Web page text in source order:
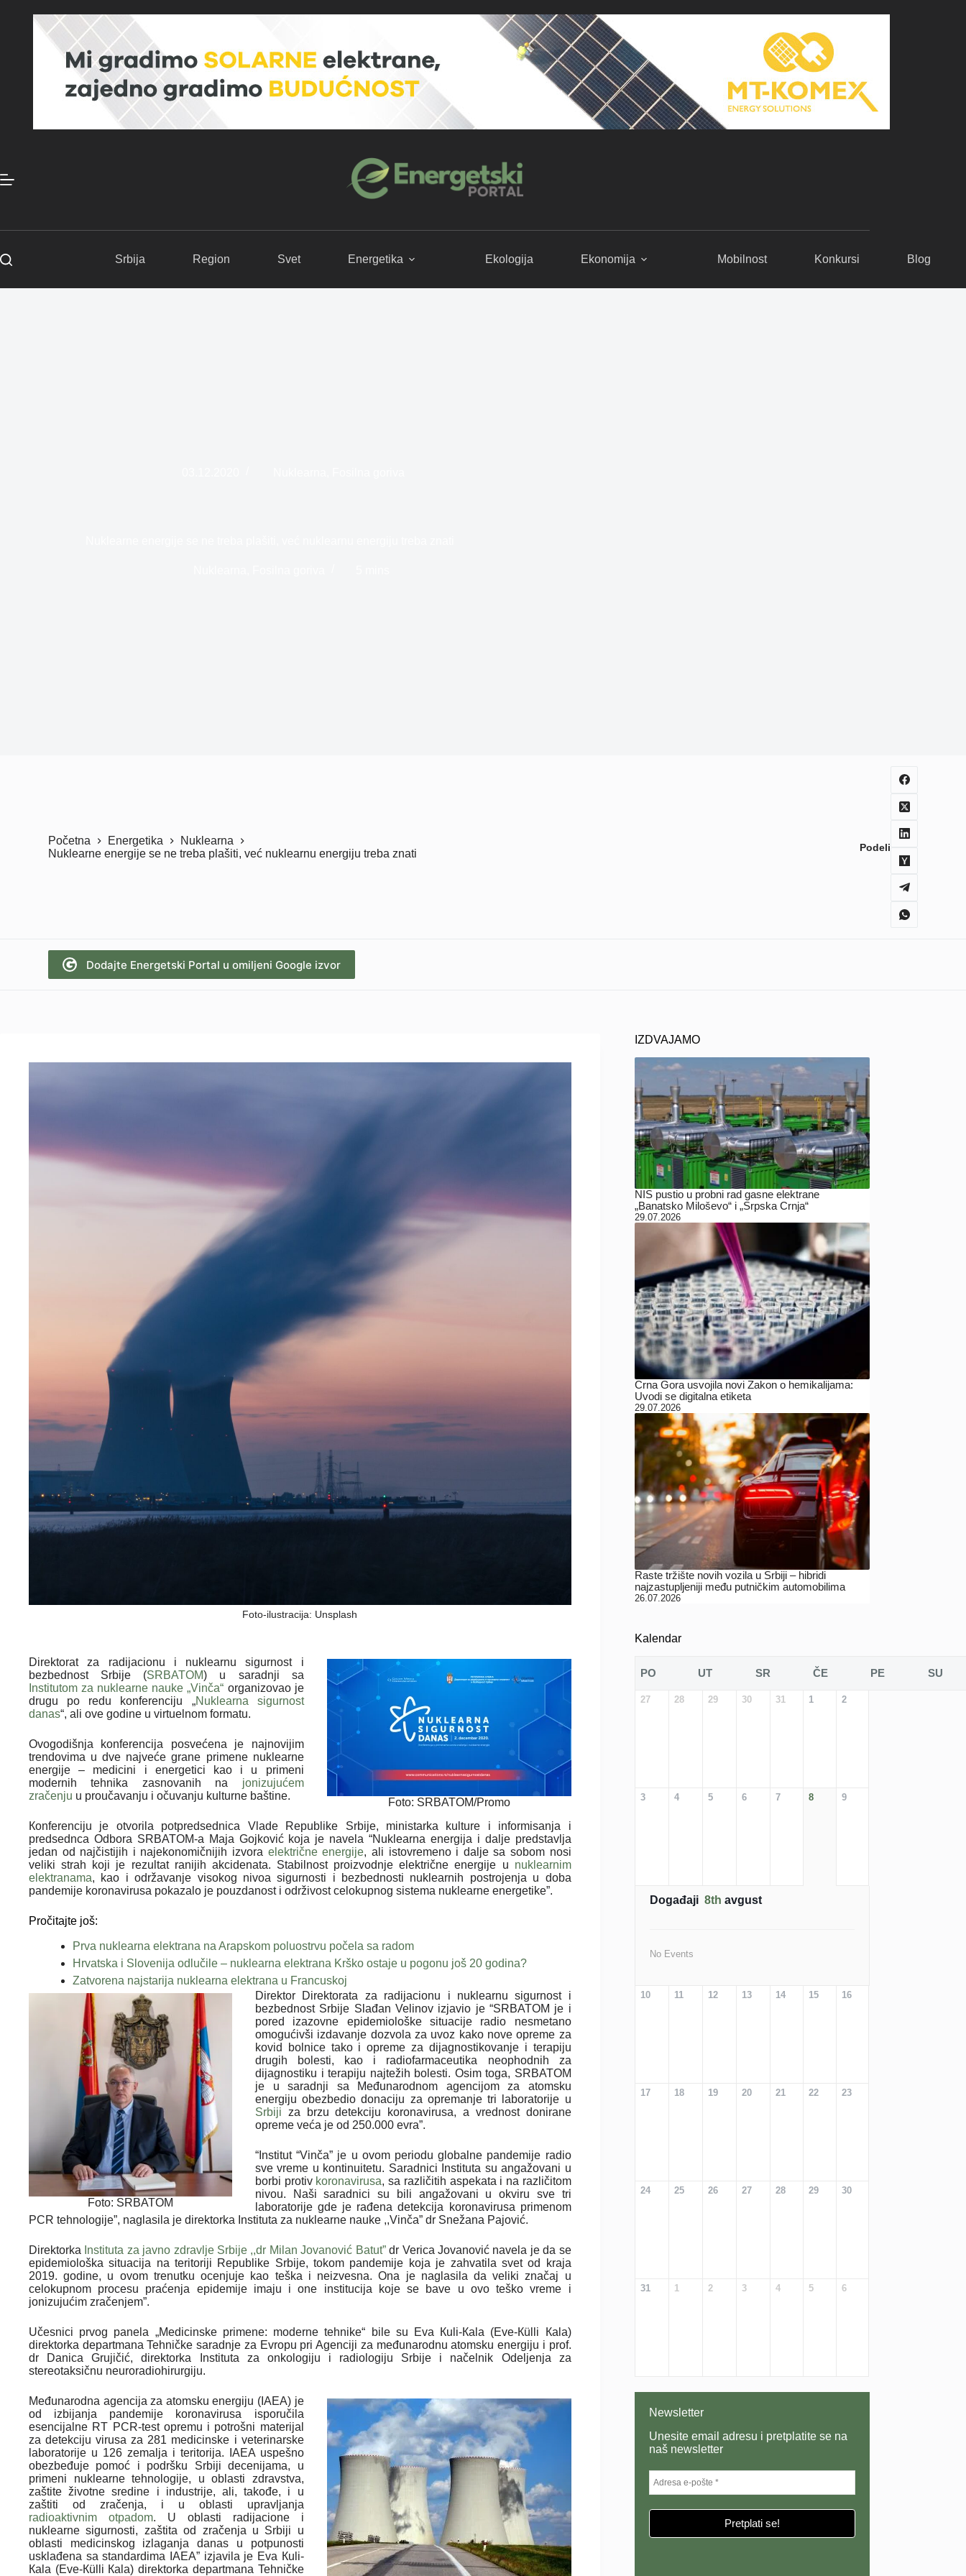
Srbija Region Svet Energetika Ekologija Ekonomija Mobilnost Konkursi Blog
Početna Energetika
Nuklearna
Nuklearne energije se ne treba plašiti, već nuklearnu energiju treba znati
Podeli
Dodajte Energetski Portal u omiljeni Google izvor
Foto-ilustracija: Unsplash
Foto: SRBATOM/Promo
Direktorat za radijacionu i nuklearnu sigurnost i
bezbednost Srbije (SRBATOM) u saradnji sa
Institutom za nuklearne nauke „Vinča“ organizovao je
drugu po redu konferenciju „Nuklearna sigurnost
danas“, ali ove godine u virtuelnom formatu.
Ovogodišnja konferencija posvećena je najnovijim
trendovima u dve najveće grane primene nuklearne
energije – medicini i energetici kao i u primeni
modernih tehnika zasnovanih na jonizujućem
zračenju u proučavanju i očuvanju kulturne baštine.
Кonferenciju je otvorila potpredsednica Vlade Republike Srbije, ministarka kulture i informisanja i
predsednca Odbora SRBATOM-a Maja Gojković koja je navela “Nuklearna energija i dalje predstavlja
jedan od najčistijih i najekonomičnijih izvora električne energije, ali istovremeno i dalje sa sobom nosi
veliki strah koji je rezultat ranijih akcidenata. Stabilnost proizvodnje električne energije u nuklearnim
elektranama, kao i održavanje visokog nivoa sigurnosti i bezbednosti nuklearnih postrojenja u doba
pandemije koronavirusa pokazalo je pouzdanost i održivost celokupnog sistema nuklearne energetike”.
Pročitajte još:
Prva nuklearna elektrana na Arapskom poluostrvu počela sa radom
Hrvatska i Slovenija odlučile – nuklearna elektrana Krško ostaje u pogonu još 20 godina?
Zatvorena najstarija nuklearna elektrana u Francuskoj
Foto: SRBATOM
Direktor Direktorata za radijacionu i nuklearnu sigurnost i
bezbednost Srbije Slađan Velinov izjavio je “SRBATOM je i
pored izazovne epidemiološke situacije radio nesmetano
omogućivši izdavanje dozvola za uvoz kako nove opreme za
kovid bolnice tako i opreme za dijagnostikovanje i terapiju
drugih bolesti, kao i radiofarmaceutika neophodnih za
dijagnostiku i terapiju najtežih bolesti. Osim toga, SRBATOM
je u saradnji sa Međunarodnom agencijom za atomsku
energiju obezbedio donaciju za opremanje tri laboratorije u
Srbiji za brzu detekciju koronavirusa, a vrednost donirane
opreme veća je od 250.000 evra”.
“Institut “Vinča” je u ovom periodu globalne pandemije radio
sve vreme u kontinuitetu. Saradnici Instituta su angažovani u
borbi protiv koronavirusa, sa različitih aspekata i na različitom
nivou. Naši saradnici su bili angažovani u okviru sve tri
laboratorije gde je rađena detekcija koronavirusa primenom
PCR tehnologije”, naglasila je direktorka Instituta za nuklearne nauke ,,Vinča” dr Snežana Pajović.
Direktorka Instituta za javno zdravlje Srbije ,,dr Milan Jovanović Batut”dr Verica Jovanović navela je da se
epidemiološka situacija na teritoriji Republike Srbije, tokom pandemije koja je zahvatila svet od kraja
2019. godine, u ovom trenutku ocenjuje kao teška i neizvesna. Ona je naglasila da veliki značaj u
celokupnom procesu praćenja epidemije imaju i one institucija koje se bave u ovo teško vreme i
jonizujućim zračenjem”.
Učesnici prvog panela „Medicinske primene: moderne tehnike“ bile su Eva Кuli-Кala (Eve-Кülli Кala)
direktorka departmana Tehničke saradnje za Evropu pri Agenciji za međunarodnu atomsku energiju i prof.
dr Danica Grujičić, direktorka Instituta za onkologiju i radiologiju Srbije i načelnik Odeljenja za
stereotaksičnu neuroradiohirurgiju.
Međunarodna agencija za atomsku energiju (IAEA) je
od izbijanja pandemije koronavirusa isporučila
esencijalne RT PCR-test opremu i potrošni materijal
za detekciju virusa za 281 medicinske i veterinarske
laboratorije u 126 zemalja i teritorija. IAEA uspešno
obezbeđuje pomoć i podršku Srbiji decenijama, u
primeni nuklearne tehnologije, u oblasti zdravstva,
zaštite životne sredine i industrije, ali, takođe, i u
zaštiti od zračenja, i u oblasti upravljanja
radioaktivnim otpadom. U oblasti radijacione i
nuklearne sigurnosti, zaštita od zračenja u Srbiji u
oblasti medicinskog izlaganja danas u potpunosti
usklađena sa standardima IAEA” izjavila je Eva Кuli-
Кala (Eve-Кülli Кala) direktorka departmana Tehničke
IZDVAJAMO
NIS pustio u probni rad gasne elektrane
„Banatsko Miloševo“ i „Srpska Crnja“
29.07.2026
Crna Gora usvojila novi Zakon o hemikalijama:
Uvodi se digitalna etiketa
29.07.2026
Raste tržište novih vozila u Srbiji – hibridi
najzastupljeniji među putničkim automobilima
26.07.2026
Kalendar
PO UT SR ČE PE SU
27 28 29 30 31 1 2
3 4 5 6 7 8 9
Događaji 8th avgust
No Events
10 11 12 13 14 15 16
17 18 19 20 21 22 23
24 25 26 27 28 29 30
31 1 2 3 4 5 6
Newsletter
Unesite email adresu i pretplatite se na
naš newsletter